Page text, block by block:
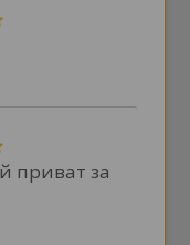
приват за